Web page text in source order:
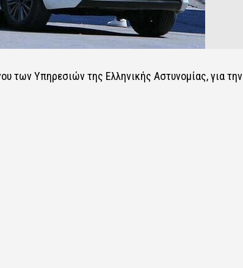
των Υπηρεσιών της Ελληνικής Αστυνομίας, για την